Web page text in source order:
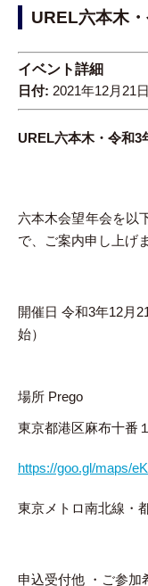
UREL六本木
イベント詳細
日付: 2021年12月21
UREL六本木・令和3
六本木会望年会を以
で、ご案内申し上げ
開催日 令和3年12
始）
場所 Prego
東京都港区麻布十番
https://goo.gl/maps/
東京メトロ南北線
申込受付他 ・ご参加